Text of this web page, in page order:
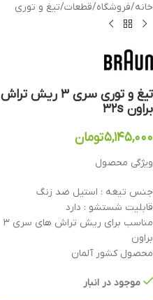
خانه/فروشگاه/قطعات/تیغ و توری
تیغ و توری سری ۳ ریش تراش
براون ۳۲s
۵,۱۴۵,۰۰۰تومان
ویژگی محصول
جنس تیغه : استیل ضد زنگ
قابلیت شستشو : دارد
مناسب برای ریش تراش های سری ۳
براون
محصول کشور آلمان
موجود در انبار